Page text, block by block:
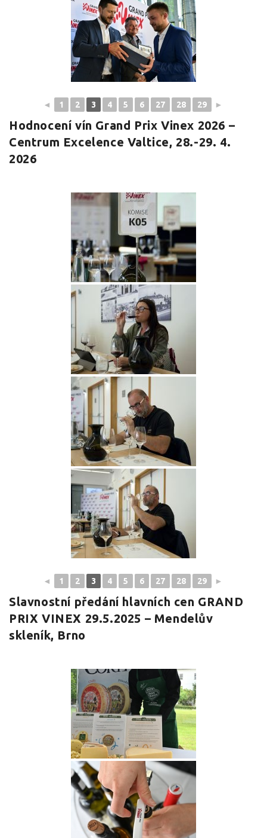
◄ 1 2 3 4 5 6 27 28 29 ►
Hodnocení vín Grand Prix Vinex 2026 –
Centrum Excelence Valtice, 28.-29. 4.
2026
◄ 1 2 3 4 5 6 27 28 29 ►
Slavnostní předání hlavních cen GRAND
PRIX VINEX 29.5.2025 – Mendelův
skleník, Brno